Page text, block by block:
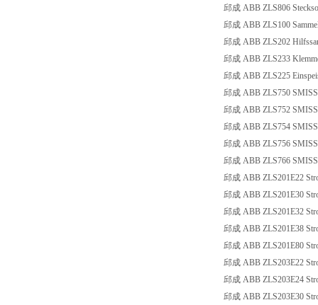
邱成 ABB ZLS806
邱成 ABB ZLS100
邱成 ABB ZLS202
邱成 ABB ZLS233
邱成 ABB ZLS225
邱成 ABB ZLS750
邱成 ABB ZLS752
邱成 ABB ZLS754
邱成 ABB ZLS756
邱成 ABB ZLS766
邱成 ABB ZLS201E22
邱成 ABB ZLS201E30
邱成 ABB ZLS201E32
邱成 ABB ZLS201E38
邱成 ABB ZLS201E80
邱成 ABB ZLS203E22
邱成 ABB ZLS203E24
邱成 ABB ZLS203E30